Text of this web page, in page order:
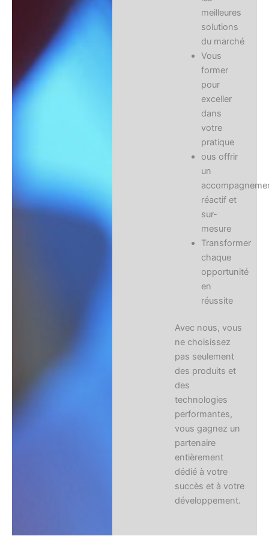
meilleures
solutions
du marché
Vous
former
pour
exceller
dans
votre
pratique
ous offrir
un
réactif et
sur-
mesure
Transformer
chaque
opportunité
en
réussite
Avec nous, vous
ne choisissez
pas seulement
des produits et
des
technologies
performantes,
vous gagnez un
partenaire
entièrement
dédié à votre
succès et à votre
développement.